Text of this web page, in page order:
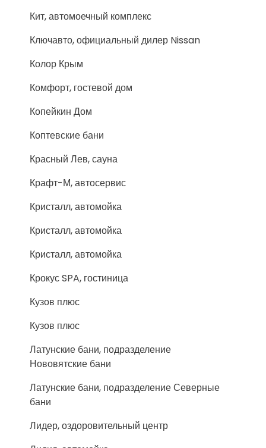
Кит, автомоечный комплекс
Ключавто, официальный дилер Nissan
Колор Крым
Комфорт, гостевой дом
Копейкин Дом
Коптевские бани
Красный Лев, сауна
Крафт-М, автосервис
Кристалл, автомойка
Кристалл, автомойка
Кристалл, автомойка
Крокус SPA, гостиница
Кузов плюс
Кузов плюс
Латунские бани, подразделение
Нововятские бани
Латунские бани, подразделение Северные
бани
Лидер, оздоровительный центр